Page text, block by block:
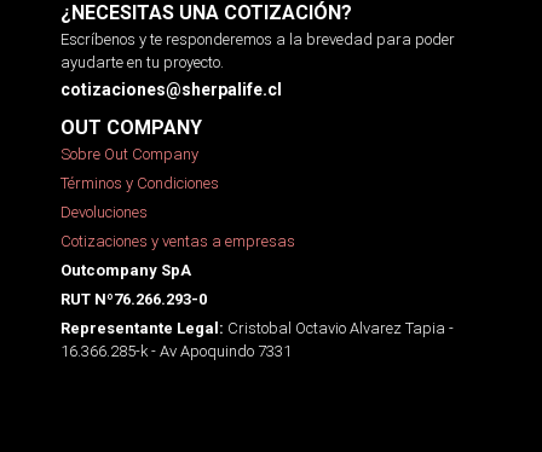
¿NECESITAS UNA COTIZACIÓN?
Escríbenos y te responderemos a la brevedad para poder
ayudarte en tu proyecto.
cotizaciones@sherpalife.cl
OUT COMPANY
Sobre Out Company
Términos y Condiciones
Devoluciones
Cotizaciones y ventas a empresas
Outcompany SpA
RUT Nº76.266.293-0
Representante Legal: Cristobal Octavio Alvarez Tapia -
16.366.285-k - Av Apoquindo 7331